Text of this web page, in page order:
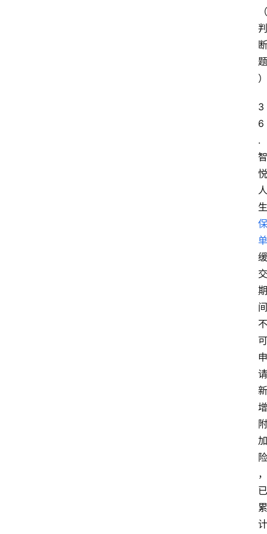
（
判
断
题
）
3
6
.
智
悦
人
生
保
单
缓
交
期
间
不
可
申
请
新
增
附
加
险
，
已
累
计